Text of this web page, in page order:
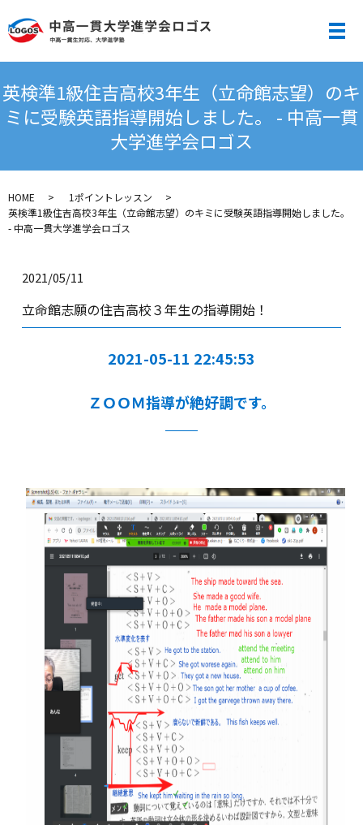
メ
英検準1級住吉高校3年生（立命館志望）のキ
ミに受験英語指導開始しました。 - 中高一貫
大学進学会ロゴス
HOME
1ポイントレッスン
英検準1級住吉高校3年生（立命館志望）のキミに受験英語指導開始しました。
- 中高一貫大学進学会ロゴス
2021/05/11
立命館志願の住吉高校３年生の指導開始！
2021-05-11 22:45:53
ＺＯＯＭ指導が絶好調です。